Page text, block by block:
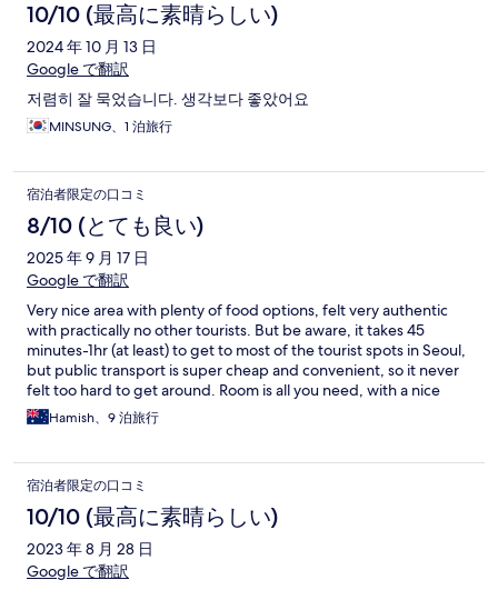
10/10 (最高に素晴らしい)
2024 年 10 月 13 日
Google で翻訳
저렴히 잘 묵었습니다. 생각보다 좋았어요
MINSUNG、1 泊旅行
宿泊者限定の口コミ
8/10 (とても良い)
2025 年 9 月 17 日
Google で翻訳
Very nice area with plenty of food options, felt very authentic
with practically no other tourists. But be aware, it takes 45
minutes-1hr (at least) to get to most of the tourist spots in Seoul,
but public transport is super cheap and convenient, so it never
felt too hard to get around. Room is all you need, with a nice
bathroom. Hotel staff welcoming and friendly, but didnt speak
much English (it is a business hotel as I understand it).
Hamish、9 泊旅行
宿泊者限定の口コミ
10/10 (最高に素晴らしい)
2023 年 8 月 28 日
Google で翻訳